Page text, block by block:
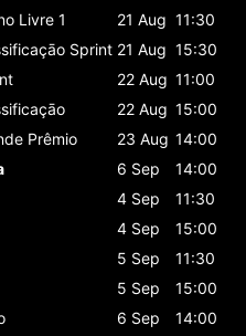
Livre 1 21 Aug 11:30
Sprint 21 Aug 15:30
22 Aug 11:00
22 Aug 15:00
Prêmio 23 Aug 14:00
6 Sep
14:00
4 Sep
11:30
4 Sep
15:00
5 Sep
11:30
5 Sep
15:00
6 Sep
14:00